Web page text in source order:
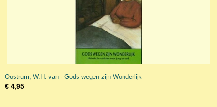
Oostrum, W.H. van - Gods wegen zijn Wonderlijk
€ 4,95